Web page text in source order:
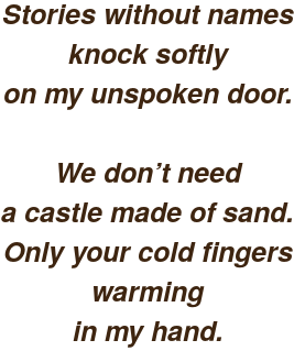
Stories without names
knock softly
on my unspoken door.
We don’t need
a castle made of sand.
Only your cold fingers
warming
in my hand.